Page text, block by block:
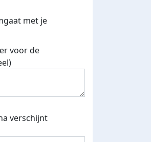
met je
voor de
verschijnt